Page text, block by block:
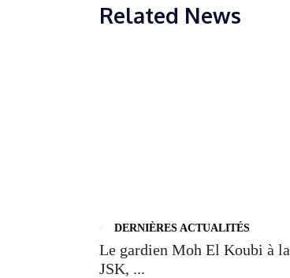
Related News
DERNIÈRES ACTUALITÉS
Le gardien Moh El Koubi à la
JSK, ...